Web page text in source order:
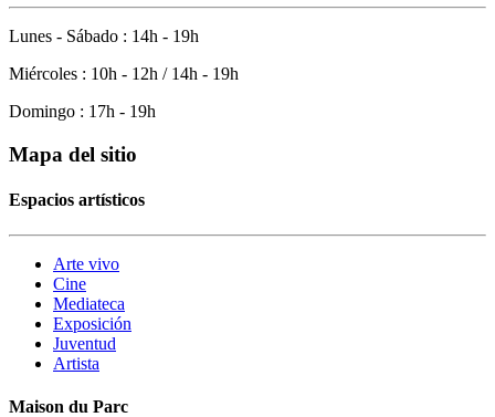
Lunes - Sábado : 14h - 19h
Miércoles : 10h - 12h / 14h - 19h
Domingo : 17h - 19h
Mapa del sitio
Espacios artísticos
Arte vivo
Cine
Mediateca
Exposición
Juventud
Artista
Maison du Parc